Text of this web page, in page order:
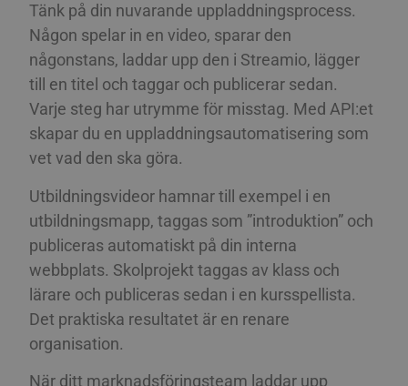
Tänk på din nuvarande uppladdningsprocess.
Någon spelar in en video, sparar den
någonstans, laddar upp den i Streamio, lägger
till en titel och taggar och publicerar sedan.
Varje steg har utrymme för misstag. Med API:et
skapar du en uppladdningsautomatisering som
vet vad den ska göra.
Utbildningsvideor hamnar till exempel i en
utbildningsmapp, taggas som ”introduktion” och
publiceras automatiskt på din interna
webbplats. Skolprojekt taggas av klass och
lärare och publiceras sedan i en kursspellista.
Det praktiska resultatet är en renare
organisation.
När ditt marknadsföringsteam laddar upp